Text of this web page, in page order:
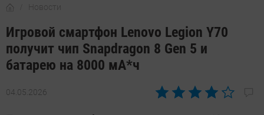
Новости
Игровой смартфон Lenovo Legion Y70
получит чип Snapdragon 8 Gen 5 и
батарею на 8000 мА*ч
04.05.2026
Автор: